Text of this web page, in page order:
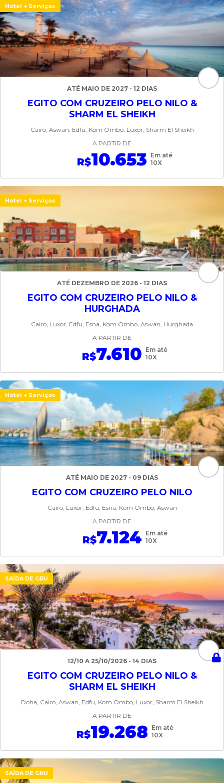
Hotel + Serviços
ATÉ MAIO DE 2027 - 12 DIAS
EGITO COM CRUZEIRO PELO NILO &
SHARM EL SHEIKH
Cairo, Aswan, Edfu, Kom Ombo, Luxor, Sharm El Sheikh
A PARTIR DE
R$10.653 Em até
10X
Hotel + Serviços
ATÉ DEZEMBRO DE 2026 - 12 DIAS
EGITO COM CRUZEIRO PELO NILO &
HURGHADA
Cairo, Luxor, Edfu, Esna, Kom Ombo, Aswan, Hurghada
A PARTIR DE
R$7.610 Em até
10X
Hotel + Serviços
ATÉ MAIO DE 2027 - 09 DIAS
EGITO COM CRUZEIRO PELO NILO
Cairo, Luxor, Edfu, Esna, Kom Ombo, Aswan
A PARTIR DE
R$7.124 Em até
10X
SAÍDA DE GRU
12/10 A 25/10/2026 - 14 DIAS
EGITO COM CRUZEIRO PELO NILO &
SHARM EL SHEIKH
Doha, Cairo, Aswan, Edfu, Kom Ombo, Luxor, Sharm El Sheikh
A PARTIR DE
R$19.268 Em até
10X
SAÍDA DE GRU